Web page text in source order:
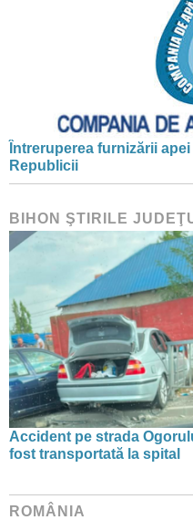
Întreruperea furnizării
Republicii
BIHON ŞTIRILE
Accident pe strada
fost transportată la spital
ROMÂNIA